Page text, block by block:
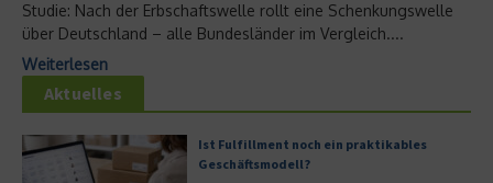
Studie: Nach der Erbschaftswelle rollt eine Schenkungswelle
über Deutschland – alle Bundesländer im Vergleich....
Weiterlesen
Aktuelles
Ist Fulfillment noch ein praktikables
Geschäftsmodell?